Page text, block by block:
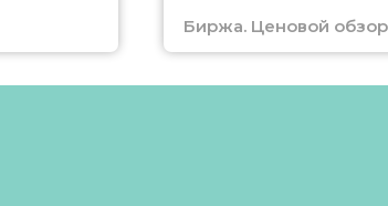
Биржа. Ценовой обзор